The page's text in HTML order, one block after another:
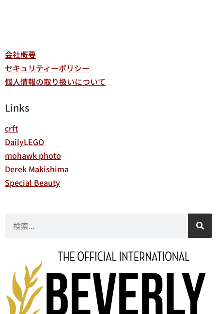
会社概要
セキュリティーポリシー
個人情報の取り扱いについて
Links
crft
DailyLEGO
mohawk photo
Derek Makishima
Special Beauty